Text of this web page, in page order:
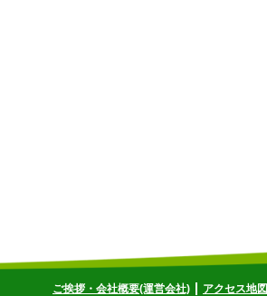
ご挨拶・会社概要(運営会社) アクセス地図